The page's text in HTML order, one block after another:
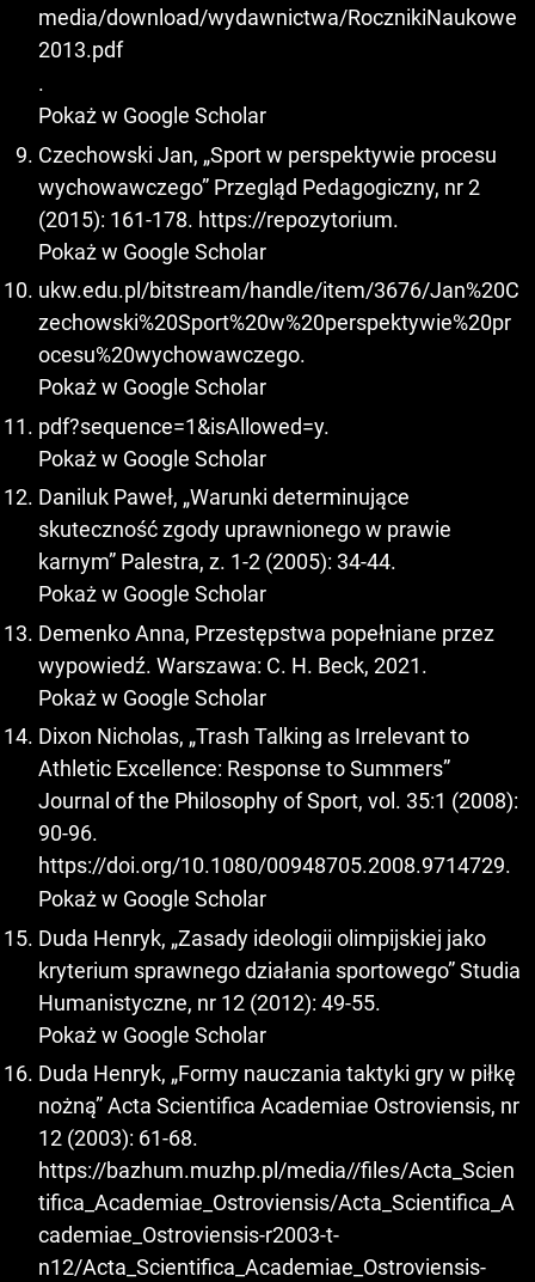
media/download/wydawnictwa/RocznikiNaukowe
2013.pdf
.
Pokaż w Google Scholar
Czechowski Jan, „Sport w perspektywie procesu
wychowawczego” Przegląd Pedagogiczny, nr 2
(2015): 161-178. https://repozytorium.
Pokaż w Google Scholar
ukw.edu.pl/bitstream/handle/item/3676/Jan%20C
zechowski%20Sport%20w%20perspektywie%20pr
ocesu%20wychowawczego.
Pokaż w Google Scholar
pdf?sequence=1&isAllowed=y.
Pokaż w Google Scholar
Daniluk Paweł, „Warunki determinujące
skuteczność zgody uprawnionego w prawie
karnym” Palestra, z. 1-2 (2005): 34-44.
Pokaż w Google Scholar
Demenko Anna, Przestępstwa popełniane przez
wypowiedź. Warszawa: C. H. Beck, 2021.
Pokaż w Google Scholar
Dixon Nicholas, „Trash Talking as Irrelevant to
Athletic Excellence: Response to Summers”
Journal of the Philosophy of Sport, vol. 35:1 (2008):
90-96.
https://doi.org/10.1080/00948705.2008.9714729.
Pokaż w Google Scholar
Duda Henryk, „Zasady ideologii olimpijskiej jako
kryterium sprawnego działania sportowego” Studia
Humanistyczne, nr 12 (2012): 49-55.
Pokaż w Google Scholar
Duda Henryk, „Formy nauczania taktyki gry w piłkę
nożną” Acta Scientifica Academiae Ostroviensis, nr
12 (2003): 61-68.
https://bazhum.muzhp.pl/media//files/Acta_Scien
tifica_Academiae_Ostroviensis/Acta_Scientifica_A
cademiae_Ostroviensis-r2003-t-
n12/Acta_Scientifica_Academiae_Ostroviensis-